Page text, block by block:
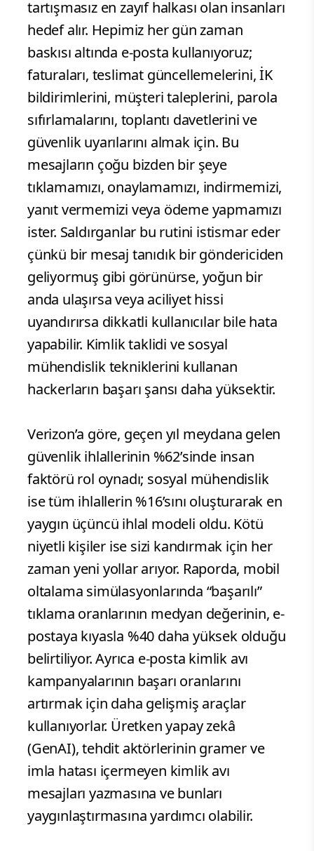
tartışmasız en zayıf halkası olan insanları
hedef alır. Hepimiz her gün zaman
baskısı altında e-posta kullanıyoruz;
faturaları, teslimat güncellemelerini, İK
bildirimlerini, müşteri taleplerini, parola
sıfırlamalarını, toplantı davetlerini ve
güvenlik uyarılarını almak için. Bu
mesajların çoğu bizden bir şeye
tıklamamızı, onaylamamızı, indirmemizi,
yanıt vermemizi veya ödeme yapmamızı
ister. Saldırganlar bu rutini istismar eder
çünkü bir mesaj tanıdık bir göndericiden
geliyormuş gibi görünürse, yoğun bir
anda ulaşırsa veya aciliyet hissi
uyandırırsa dikkatli kullanıcılar bile hata
yapabilir. Kimlik taklidi ve sosyal
mühendislik tekniklerini kullanan
hackerların başarı şansı daha yüksektir.
Verizon’a göre, geçen yıl meydana gelen
güvenlik ihlallerinin %62’sinde insan
faktörü rol oynadı; sosyal mühendislik
ise tüm ihlallerin %16’sını oluşturarak en
yaygın üçüncü ihlal modeli oldu. Kötü
niyetli kişiler ise sizi kandırmak için her
zaman yeni yollar arıyor. Raporda, mobil
oltalama simülasyonlarında “başarılı”
tıklama oranlarının medyan değerinin, e-
postaya kıyasla %40 daha yüksek olduğu
belirtiliyor. Ayrıca e-posta kimlik avı
kampanyalarının başarı oranlarını
artırmak için daha gelişmiş araçlar
kullanıyorlar. Üretken yapay zekâ
(GenAI), tehdit aktörlerinin gramer ve
imla hatası içermeyen kimlik avı
mesajları yazmasına ve bunları
yaygınlaştırmasına yardımcı olabilir.